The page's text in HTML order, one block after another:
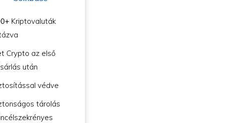
Kriptovaluták
Crypto az első
után
védve
tárolás